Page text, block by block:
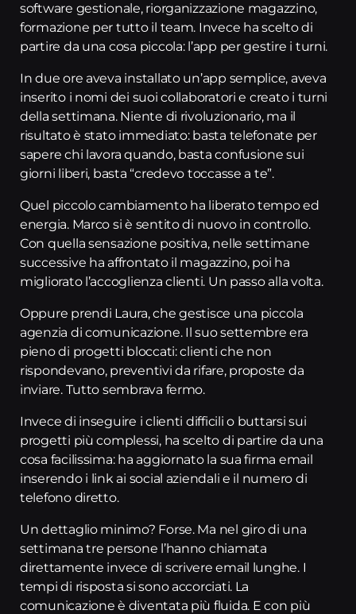
software gestionale, riorganizzazione magazzino,
formazione per tutto il team. Invece ha scelto di
partire da una cosa piccola: l’app per gestire i turni.
In due ore aveva installato un’app semplice, aveva
inserito i nomi dei suoi collaboratori e creato i turni
della settimana. Niente di rivoluzionario, ma il
risultato è stato immediato: basta telefonate per
sapere chi lavora quando, basta confusione sui
giorni liberi, basta “credevo toccasse a te”.
Quel piccolo cambiamento ha liberato tempo ed
energia. Marco si è sentito di nuovo in controllo.
Con quella sensazione positiva, nelle settimane
successive ha affrontato il magazzino, poi ha
migliorato l’accoglienza clienti. Un passo alla volta.
Oppure prendi Laura, che gestisce una piccola
agenzia di comunicazione. Il suo settembre era
pieno di progetti bloccati: clienti che non
rispondevano, preventivi da rifare, proposte da
inviare. Tutto sembrava fermo.
Invece di inseguire i clienti difficili o buttarsi sui
progetti più complessi, ha scelto di partire da una
cosa facilissima: ha aggiornato la sua firma email
inserendo i link ai social aziendali e il numero di
telefono diretto.
Un dettaglio minimo? Forse. Ma nel giro di una
settimana tre persone l’hanno chiamata
direttamente invece di scrivere email lunghe. I
tempi di risposta si sono accorciati. La
comunicazione è diventata più fluida. E con più